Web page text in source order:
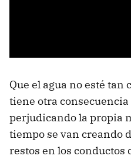
Que el agua no esté tan
tiene otra
perjudicando la propia
tiempo se van creando
restos en los